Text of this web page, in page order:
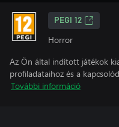
PEGI 12
Horror
Az Ön által indított játékok
profiladataihoz és a
További információ